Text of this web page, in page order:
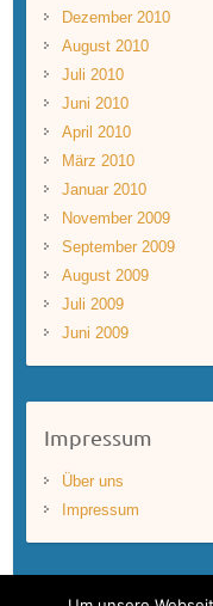
Dezember 2010
August 2010
Juli 2010
Juni 2010
April 2010
März 2010
Januar 2010
November 2009
September 2009
August 2009
Juli 2009
Juni 2009
Impressum
Über uns
Impressum